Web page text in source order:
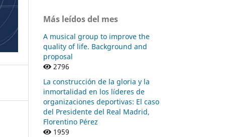
Más leídos del mes
A musical group to improve the
quality of life. Background and
proposal
2796
La construcción de la gloria y la
inmortalidad en los líderes de
organizaciones deportivas: El caso
del Presidente del Real Madrid,
Florentino Pérez
1959